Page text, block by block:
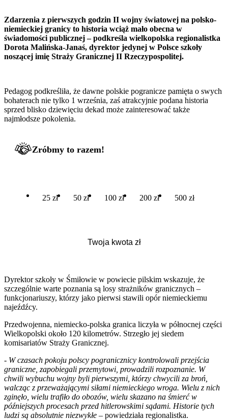
Zdarzenia z pierwszych godzin II wojny światowej na polsko-
niemieckiej granicy to historia wciąż mało obecna w
świadomości publicznej – podkreśla wielkopolska regionalistka
Dorota Malińska-Janaś, dyrektor jedynej w Polsce szkoły
noszącej imię Straży Granicznej II Rzeczypospolitej.
Pedagog podkreśliła, że dawne polskie pogranicze pamięta o swych
bohaterach nie tylko 1 września, zaś atrakcyjnie podana historia
sprzed blisko dziewięciu dekad może zainteresować także
najmłodsze pokolenia.
Zróbmy to razem!
25 zł 50 zł 100 zł 200 zł 500 zł
Dyrektor szkoły w Śmiłowie w powiecie pilskim wskazuje, że
szczególnie warte poznania są losy strażników granicznych –
funkcjonariuszy, którzy jako pierwsi stawili opór niemieckiemu
najeźdźcy.
Przedwojenna, niemiecko-polska granica liczyła w północnej części
Wielkopolski około 120 kilometrów. Strzegło jej siedem
komisariatów Straży Granicznej.
- W czasach pokoju polscy pogranicznicy kontrolowali przejścia
graniczne, zapobiegali przemytowi, prowadzili rozpoznanie. W
chwili wybuchu wojny byli pierwszymi, którzy chwycili za broń,
walcząc z przeważającymi siłami niemieckiego wroga. Wielu z nich
zginęło, wielu trafiło do obozów, wielu skazano na śmierć w
późniejszych procesach przed hitlerowskimi sądami. Historie tych
ludzi są absolutnie niezwykłe – powiedziała regionalistka.